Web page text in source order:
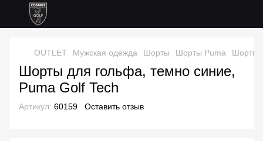
OUTLET Мужская одежда Шорты Шорты Puma Шорты
Шорты для гольфа, темно синие,
Puma Golf Tech
Артикул: 60159 Оставить отзыв